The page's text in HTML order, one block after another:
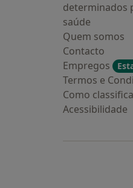
determinados
saúde
Quem somos
Contacto
Empregos
Termos e
Como
Acessibilidade